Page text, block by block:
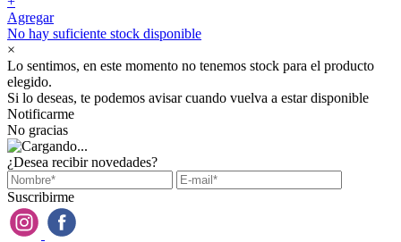
Agregar
No hay suficiente stock disponible
×
Lo sentimos, en este momento no tenemos stock para el producto
elegido.
Si lo deseas, te podemos avisar cuando vuelva a estar disponible
Notificarme
No gracias
¿Desea recibir novedades?
Suscribirme